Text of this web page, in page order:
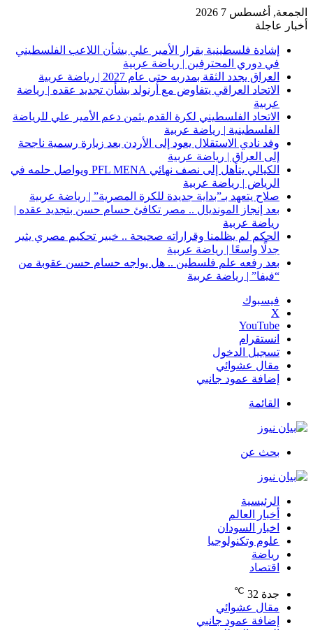
الجمعة, أغسطس 7 2026
أخبار عاجلة
إشادة فلسطينية بقرار الأمير علي بشأن اللاعب الفلسطيني
في دوري المحترفين | رياضة عربية
العراق يجدد الثقة بمدربه حتى عام 2027 | رياضة عربية
الاتحاد العراقي يتفاوض مع أرنولد بشأن تجديد عقده | رياضة
عربية
الاتحاد الفلسطيني لكرة القدم يثمن دعم الأمير علي للرياضة
الفلسطينية | رياضة عربية
وفد نادي الاستقلال يعود إلى الأردن بعد زيارة رسمية ناجحة
إلى العراق | رياضة عربية
الكيالي يتأهل إلى نصف نهائي PFL MENA ويواصل حلمه في
الرياض | رياضة عربية
صلاح يتعهد بـ”بداية جديدة للكرة المصرية” | رياضة عربية
بعد إنجاز المونديال .. مصر تكافئ حسام حسن بتجديد عقده |
رياضة عربية
الحكم لم يظلمنا وقراراته صحيحة .. خبير تحكيم مصري يثير
جدلًا واسعًا | رياضة عربية
بعد رفعه علم فلسطين .. هل يواجه حسام حسن عقوبة من
“فيفا” | رياضة عربية
فيسبوك
‫X
‫YouTube
انستقرام
تسجيل الدخول
مقال عشوائي
إضافة عمود جانبي
القائمة
بحث عن
الرئيسية
أخبار العالم
اخبار السودان
علوم وتكنولوجيا
رياضة
اقتصاد
جدة 32
℃
مقال عشوائي
إضافة عمود جانبي